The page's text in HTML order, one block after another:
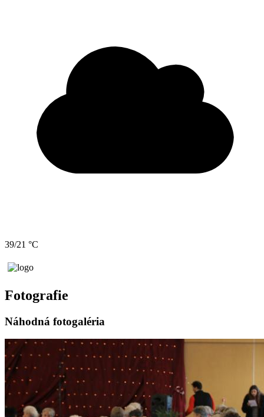
39/21 °C
Fotografie
Náhodná fotogaléria